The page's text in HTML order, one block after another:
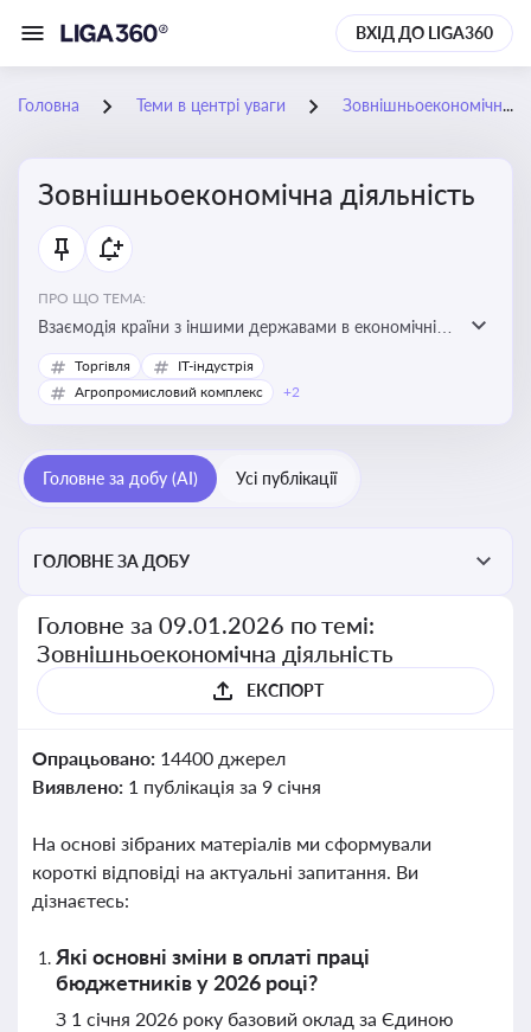
ВХІД ДО LIGA360
Головна Теми в центрі уваги Зовнішньоекономічна діяльність
Зовнішньоекономічна діяльність
ПРО ЩО ТЕМА:
Взаємодія країни з іншими державами в економічній
сфері, включаючи експорт та імпорт товарів і послуг,
міжнародні фінансові операції, інвестиції, торгівлю,
Торгівля
IT-індустрія
Агропромисловий комплекс
+2
Головне за добу (AI) Усі публікації
ГОЛОВНЕ ЗА ДОБУ
Головне за 09.01.2026 по темі:
Зовнішньоекономічна діяльність
ЕКСПОРТ
Опрацьовано: 14400 джерел
Виявлено: 1 публікація за 9 січня
На основі зібраних матеріалів ми сформували
короткі відповіді на актуальні запитання. Ви
дізнаєтесь:
Які основні зміни в оплаті праці
бюджетників у 2026 році?
З 1 січня 2026 року базовий оклад за Єдиною